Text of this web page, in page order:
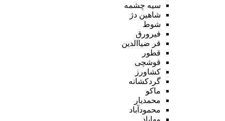
سیه چشمه
شاهین دژ
شوط
فیرورق
قر ضیاالدین
قطور
قوشچی
کشاورز
گردکشانه
ماکو
محمدیار
محمودآباد
مهاباد